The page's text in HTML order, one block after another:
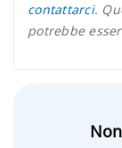
contattarci.
potrebbe